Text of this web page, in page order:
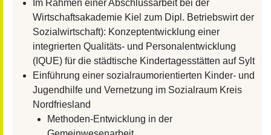
Im Rahmen einer Abschlussarbeit bei der
Wirtschaftsakademie Kiel zum Dipl. Betriebswirt der
Sozialwirtschaft): Konzeptentwicklung einer
integrierten Qualitäts- und Personalentwicklung
(IQUE) für die städtische Kindertagesstätten auf Sylt
Einführung einer sozialraumorientierten Kinder- und
Jugendhilfe und Vernetzung im Sozialraum Kreis
Nordfriesland
Methoden-Entwicklung in der